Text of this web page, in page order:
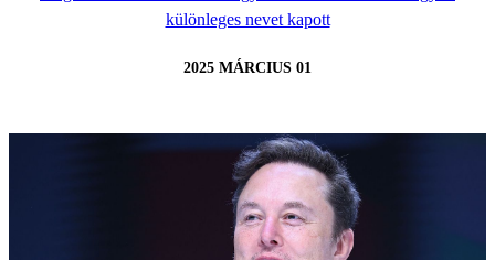
különleges nevet kapott
2025 MÁRCIUS 01